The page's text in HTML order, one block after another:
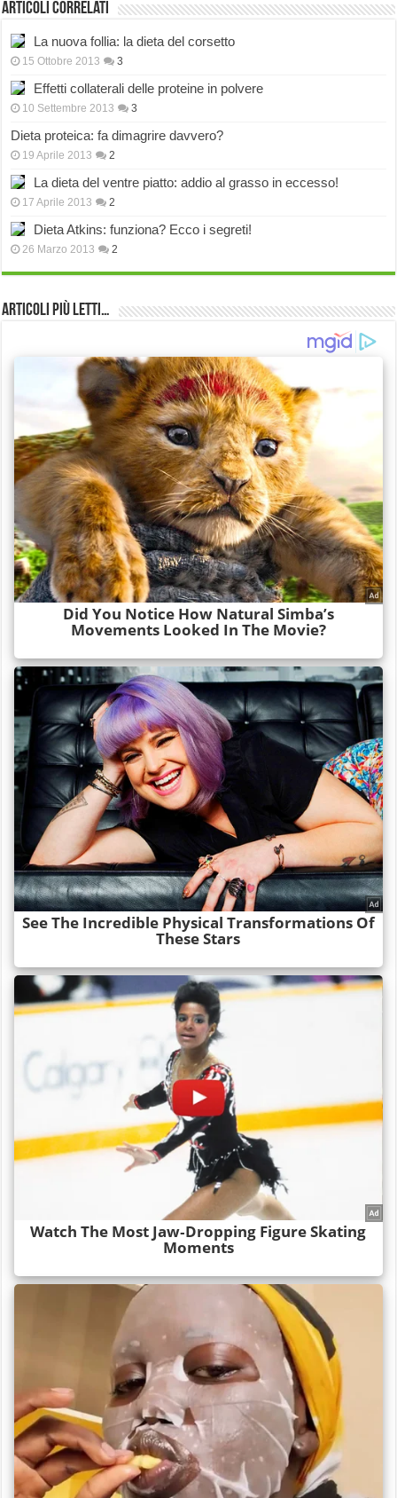
Articoli correlati
La nuova follia: la dieta del corsetto
15 Ottobre 2013 3
Effetti collaterali delle proteine in polvere
10 Settembre 2013 3
Dieta proteica: fa dimagrire davvero?
19 Aprile 2013 2
La dieta del ventre piatto: addio al grasso in eccesso!
17 Aprile 2013 2
Dieta Atkins: funziona? Ecco i segreti!
26 Marzo 2013 2
Articoli più Letti…